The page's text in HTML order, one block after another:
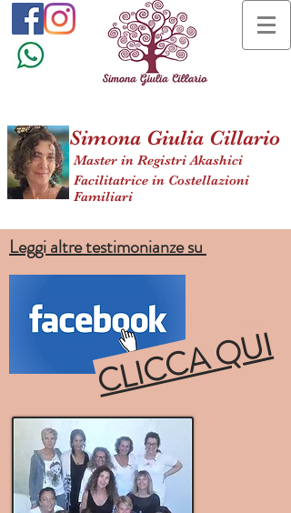
Simona Giulia Cillario
Master in Registri Akashici
Facilitatrice in Costellazioni
Familiari
Leggi altre testimonianze su
CLICCA QUI